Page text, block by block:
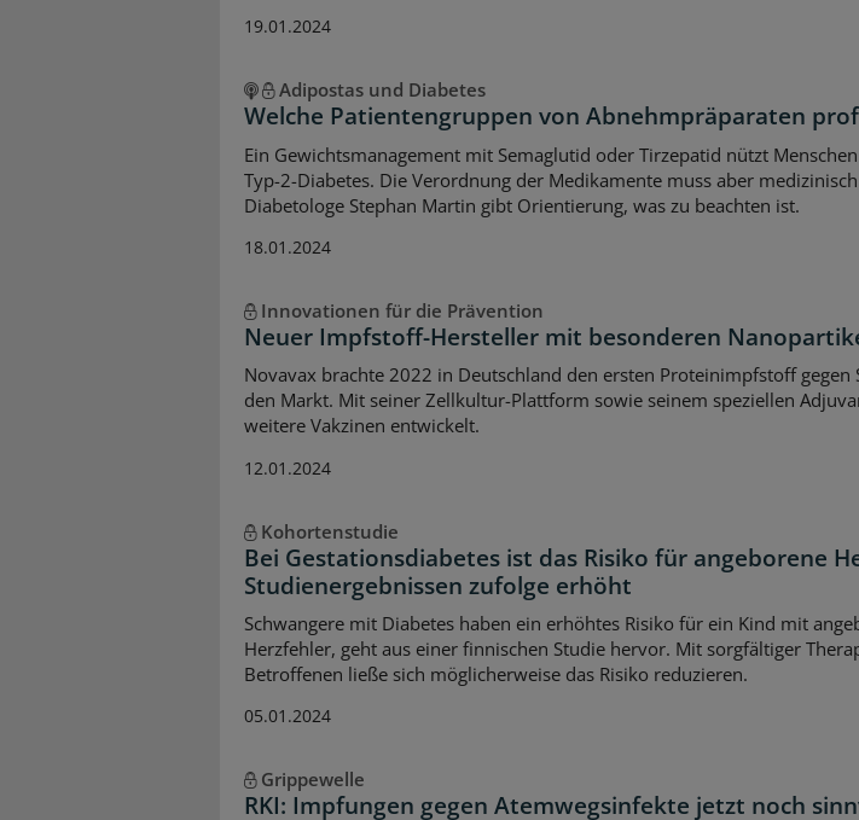
19.01.2024
Adipostas und Diabetes
Welche Patientengruppen von Abnehmpräparaten
Ein Gewichtsmanagement mit Semaglutid oder Tirzepatid nützt
Typ-2-Diabetes. Die Verordnung der Medikamente muss aber
Diabetologe Stephan Martin gibt Orientierung, was zu beachten ist.
18.01.2024
Innovationen für die Prävention
Neuer Impfstoff-Hersteller mit besonderen
Novavax brachte 2022 in Deutschland den ersten Proteinimpfstoff gegen
den Markt. Mit seiner Zellkultur-Plattform sowie seinem speziellen
weitere Vakzinen entwickelt.
12.01.2024
Kohortenstudie
Bei Gestationsdiabetes ist das Risiko für angeborene
Studienergebnissen zufolge erhöht
Schwangere mit Diabetes haben ein erhöhtes Risiko für ein Kind mit
Herzfehler, geht aus einer finnischen Studie hervor. Mit sorgfältiger
Betroffenen ließe sich möglicherweise das Risiko reduzieren.
05.01.2024
Grippewelle
RKI: Impfungen gegen Atemwegsinfekte jetzt noch